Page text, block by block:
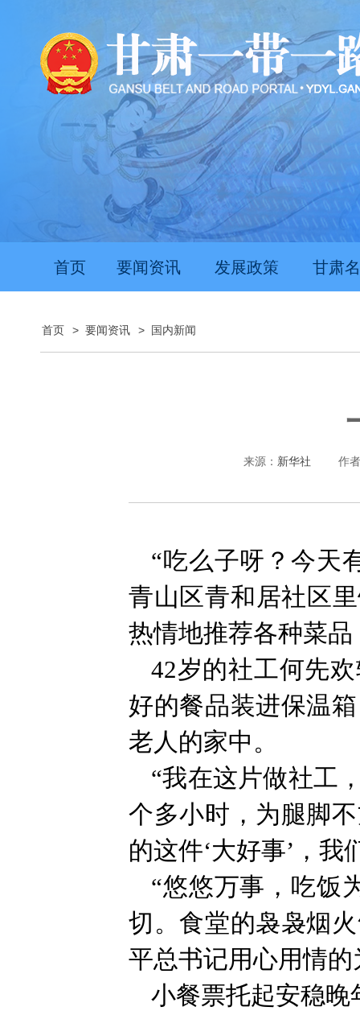
首页 要闻资讯 发展政策 甘肃
首页 > 要闻资讯 > 国内新闻
来源： 新华社 作
“吃么子呀？今天
青山区青和居社区
热情地推荐各种菜
42岁的社工何先
好的餐品装进保温
老人的家中。
“我在这片做社工
个多小时，为腿脚
的这件‘大好事’，
“悠悠万事，吃饭
切。食堂的袅袅烟
平总书记用心用情
小餐票托起安稳晚